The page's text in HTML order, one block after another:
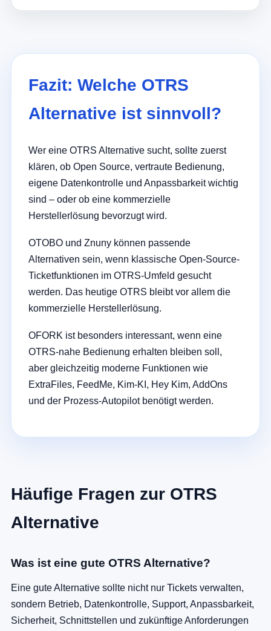
Fazit: Welche OTRS
Alternative ist sinnvoll?
Wer eine OTRS Alternative sucht, sollte zuerst
klären, ob Open Source, vertraute Bedienung,
eigene Datenkontrolle und Anpassbarkeit wichtig
sind – oder ob eine kommerzielle
Herstellerlösung bevorzugt wird.
OTOBO und Znuny können passende
Alternativen sein, wenn klassische Open-Source-
Ticketfunktionen im OTRS-Umfeld gesucht
werden. Das heutige OTRS bleibt vor allem die
kommerzielle Herstellerlösung.
OFORK ist besonders interessant, wenn eine
OTRS-nahe Bedienung erhalten bleiben soll,
aber gleichzeitig moderne Funktionen wie
ExtraFiles, FeedMe, Kim-KI, Hey Kim, AddOns
und der Prozess-Autopilot benötigt werden.
Häufige Fragen zur OTRS
Alternative
Was ist eine gute OTRS Alternative?
Eine gute Alternative sollte nicht nur Tickets verwalten,
sondern Betrieb, Datenkontrolle, Support, Anpassbarkeit,
Sicherheit, Schnittstellen und zukünftige Anforderungen